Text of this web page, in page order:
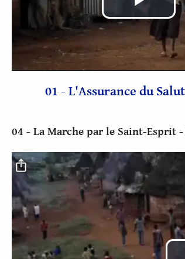
Lire
la
01 - L'Assurance du
04 - La Marche par le Saint-Esprit
Fichier vidéo